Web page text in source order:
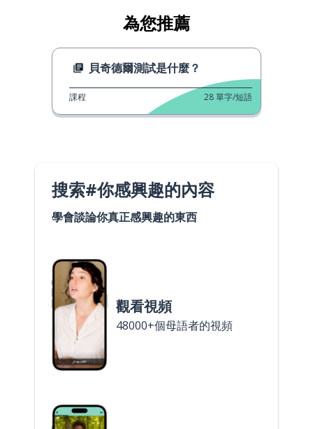
為您推薦
貝奇德爾測試是什麼？
課程 28單字/短語
搜索#你感興趣的內容
學會談論你真正感興趣的東西
觀看視頻
48000+個母語者的視頻